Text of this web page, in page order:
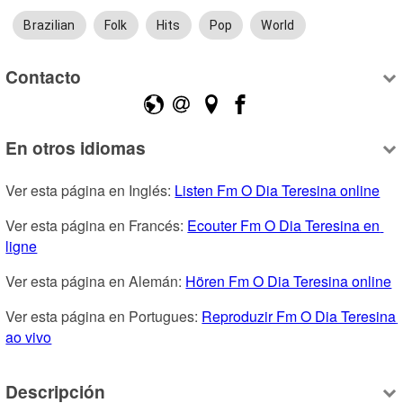
Brazilian Folk Hits Pop World
Contacto
En otros idiomas
Ver esta página en Inglés: Listen Fm O Dia Teresina online
Ver esta página en Francés: Ecouter Fm O Dia Teresina en
ligne
Ver esta página en Alemán: Hören Fm O Dia Teresina online
Ver esta página en Portugues: Reproduzir Fm O Dia Teresina
ao vivo
Descripción